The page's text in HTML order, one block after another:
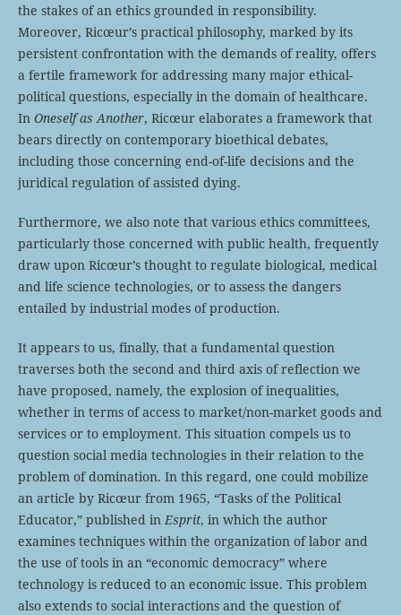
the stakes of an ethics grounded in responsibility.
Moreover, Ricœur’s practical philosophy, marked by its
persistent confrontation with the demands of reality, offers
a fertile framework for addressing many major ethical-
political questions, especially in the domain of healthcare.
In Oneself as Another, Ricœur elaborates a framework that
bears directly on contemporary bioethical debates,
including those concerning end-of-life decisions and the
juridical regulation of assisted dying.
Furthermore, we also note that various ethics committees,
particularly those concerned with public health, frequently
draw upon Ricœur’s thought to regulate biological, medical
and life science technologies, or to assess the dangers
entailed by industrial modes of production.
It appears to us, finally, that a fundamental question
traverses both the second and third axis of reflection we
have proposed, namely, the explosion of inequalities,
whether in terms of access to market/non-market goods and
services or to employment. This situation compels us to
question social media technologies in their relation to the
problem of domination. In this regard, one could mobilize
an article by Ricœur from 1965, “Tasks of the Political
Educator,” published in Esprit, in which the author
examines techniques within the organization of labor and
the use of tools in an “economic democracy” where
technology is reduced to an economic issue. This problem
also extends to social interactions and the question of